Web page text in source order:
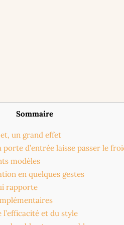
Sommaire
un grand effet
d’entrée laisse passer le
modèles
en quelques gestes
rapporte
l’efficacité et du style